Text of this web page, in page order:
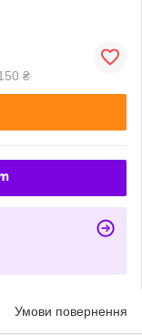
₴
Умови повернення